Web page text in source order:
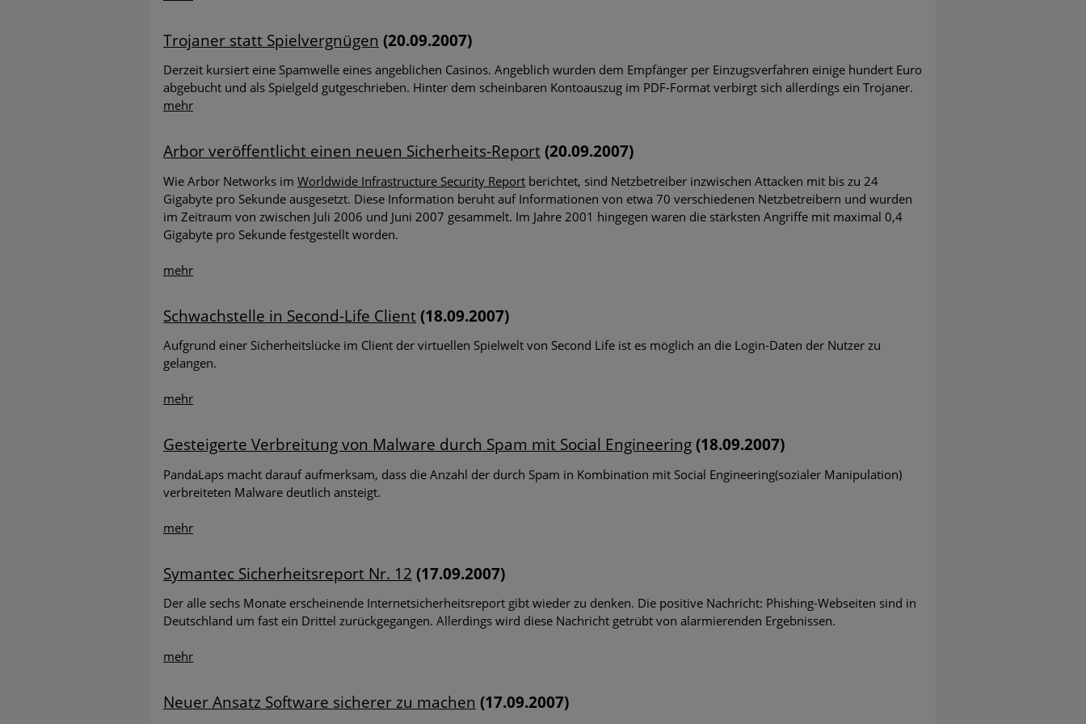
Trojaner statt Spielvergnügen (20.09.2007)
Derzeit kursiert eine Spamwelle eines angeblichen Casinos. Angeblich wurden dem Empfänger per Einzugsverfahren einige hundert Euro
abgebucht und als Spielgeld gutgeschrieben. Hinter dem scheinbaren Kontoauszug im PDF-Format verbirgt sich allerdings ein Trojaner.
mehr
Arbor veröffentlicht einen neuen Sicherheits-Report(20.09.2007)
Wie Arbor Networks im Worldwide Infrastructure Security Report berichtet, sind Netzbetreiber inzwischen Attacken mit bis zu 24
Gigabyte pro Sekunde ausgesetzt. Diese Information beruht auf Informationen von etwa 70 verschiedenen Netzbetreibern und wurden
im Zeitraum von zwischen Juli 2006 und Juni 2007 gesammelt. Im Jahre 2001 hingegen waren die stärksten Angriffe mit maximal 0,4
Gigabyte pro Sekunde festgestellt worden.
mehr
Schwachstelle in Second-Life Client(18.09.2007)
Aufgrund einer Sicherheitslücke im Client der virtuellen Spielwelt von Second Life ist es möglich an die Login-Daten der Nutzer zu
gelangen.
mehr
Gesteigerte Verbreitung von Malware durch Spam mit Social Engineering(18.09.2007)
PandaLaps macht darauf aufmerksam, dass die Anzahl der durch Spam in Kombination mit Social Engineering(sozialer Manipulation)
verbreiteten Malware deutlich ansteigt.
mehr
Symantec Sicherheitsreport Nr. 12 (17.09.2007)
Der alle sechs Monate erscheinende Internetsicherheitsreport gibt wieder zu denken. Die positive Nachricht: Phishing-Webseiten sind in
Deutschland um fast ein Drittel zurückgegangen. Allerdings wird diese Nachricht getrübt von alarmierenden Ergebnissen.
mehr
Neuer Ansatz Software sicherer zu machen (17.09.2007)